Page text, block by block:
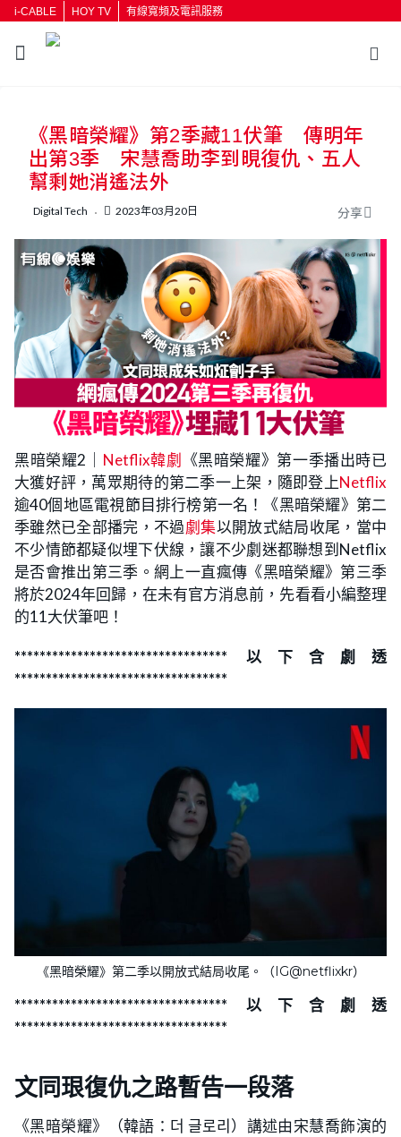
i-CABLE HOY TV 有線寬頻及電訊服務
按輸入鍵開始搜尋
《黑暗榮耀》第2季藏11伏筆 傳明年
出第3季 宋慧喬助李到晛復仇、五人
幫剩她消遙法外
Digital Tech 2023年03月20日 分享
黑暗榮耀2｜ Netflix韓劇
《黑暗榮耀》第一季播出時已
大獲好評，萬眾期待的第二季一上架，隨即登上Netflix
逾40個地區電視節目排行榜第一名！《黑暗榮耀》第二
季雖然已全部播完，不過劇集以開放式結局收尾，當中
不少情節都疑似埋下伏線，讓不少劇迷都聯想到Netflix
是否會推出第三季。網上一直瘋傳《黑暗榮耀》第三季
將於2024年回歸，在未有官方消息前，先看看小編整理
的11大伏筆吧！
********************************** 以下含劇透
**********************************
《黑暗榮耀》第二季以開放式結局收尾。（IG@netflixkr）
********************************** 以下含劇透
**********************************
文同珢復仇之路暫告一段落
《黑暗榮耀》（韓語：더 글로리）講述由宋慧喬飾演的